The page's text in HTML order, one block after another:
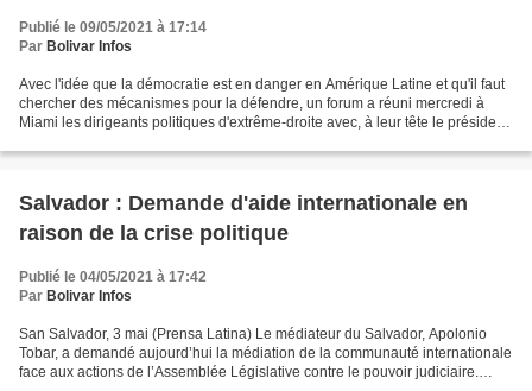
Publié le 09/05/2021 à 17:14
Par Bolivar Infos
Avec l'idée que la démocratie est en danger en Amérique Latine et qu'il faut
chercher des mécanismes pour la défendre, un forum a réuni mercredi à
Miami les dirigeants politiques d'extrême-droite avec, à leur tête le président
Salvador : Demande d'aide internationale en
raison de la crise politique
Publié le 04/05/2021 à 17:42
Par Bolivar Infos
San Salvador, 3 mai (Prensa Latina) Le médiateur du Salvador, Apolonio
Tobar, a demandé aujourd’hui la médiation de la communauté internationale
face aux actions de l’Assemblée Législative contre le pouvoir judiciaire.